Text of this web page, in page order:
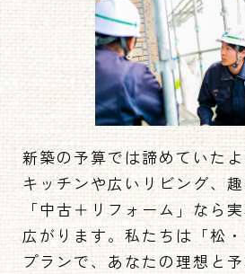
新築の予算では諦めていた
キッチンや広いリビング、
「中古＋リフォーム」なら
広がります。私たちは「松
プランで、あなたの理想と